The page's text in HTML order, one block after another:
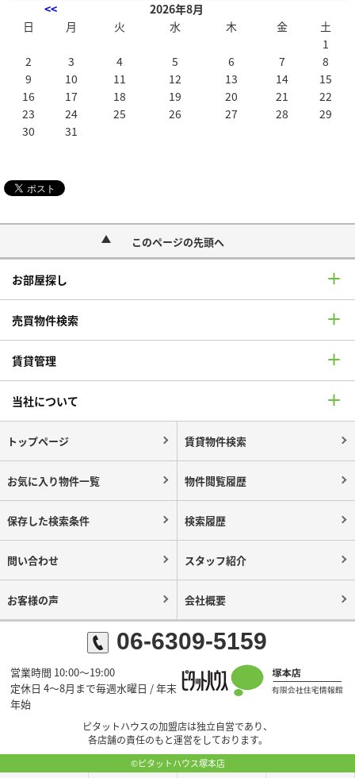
<<
2026年8月
日
月 火 水 木 金
土
1
2
3 4 5 6 7
8
9
10 11 12 13 14
15
16
17 18 19 20 21
22
23
24 25 26 27 28
29
30
31
このページの先頭へ
お部屋探し
売買物件検索
賃貸管理
当社について
トップページ 賃貸物件検索
お気に入り物件一覧 物件閲覧履歴
保存した検索条件 検索履歴
問い合わせ スタッフ紹介
お客様の声 会社概要
06-6309-5159
営業時間 10:00～19:00
定休日 4～8月まで毎週水曜日 / 年末
年始
ピタットハウスの加盟店は独立自営であり、
各店舗の責任のもと運営をしております。
©ピタットハウス塚本店